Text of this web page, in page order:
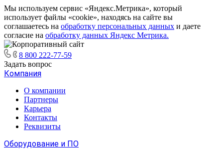
Мы используем сервис «Яндекс.Метрика», который
использует файлы «cookie», находясь на сайте вы
соглашаетесь на обработку персональных данных и даете
согласие на обработку данных Яндекс Метрика.
8 800 222-77-59
Задать вопрос
Компания
О компании
Партнеры
Карьера
Контакты
Реквизиты
Оборудование и ПО